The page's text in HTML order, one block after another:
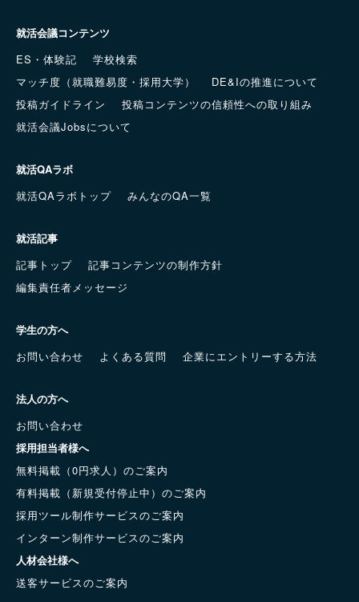
就活会議コンテンツ
ES・体験記
学校検索
マッチ度（就職難易度・採用大学）
DE&Iの推進について
投稿ガイドライン
投稿コンテンツの信頼性への取り組み
就活会議Jobsについて
就活QAラボ
就活QAラボトップ
みんなのQA一覧
就活記事
記事トップ
記事コンテンツの制作方針
編集責任者メッセージ
学生の方へ
お問い合わせ
よくある質問 企業にエントリーする方法
法人の方へ
お問い合わせ
採用担当者様へ
無料掲載（0円求人）のご案内
有料掲載（新規受付停止中）のご案内
採用ツール制作サービスのご案内
インターン制作サービスのご案内
人材会社様へ
送客サービスのご案内